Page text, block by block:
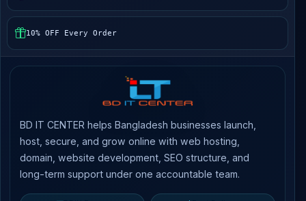
10% OFF Every Order
BD IT CENTER helps Bangladesh businesses launch,
host, secure, and grow online with web hosting,
domain, website development, SEO structure, and
long-term support under one accountable team.